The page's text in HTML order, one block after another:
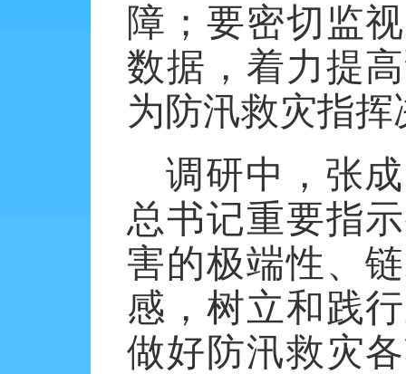
障；要密切监
数据，着力提
为防汛救灾指
调研中，张
总书记重要指
害的极端性、
感，树立和践
做好防汛救灾